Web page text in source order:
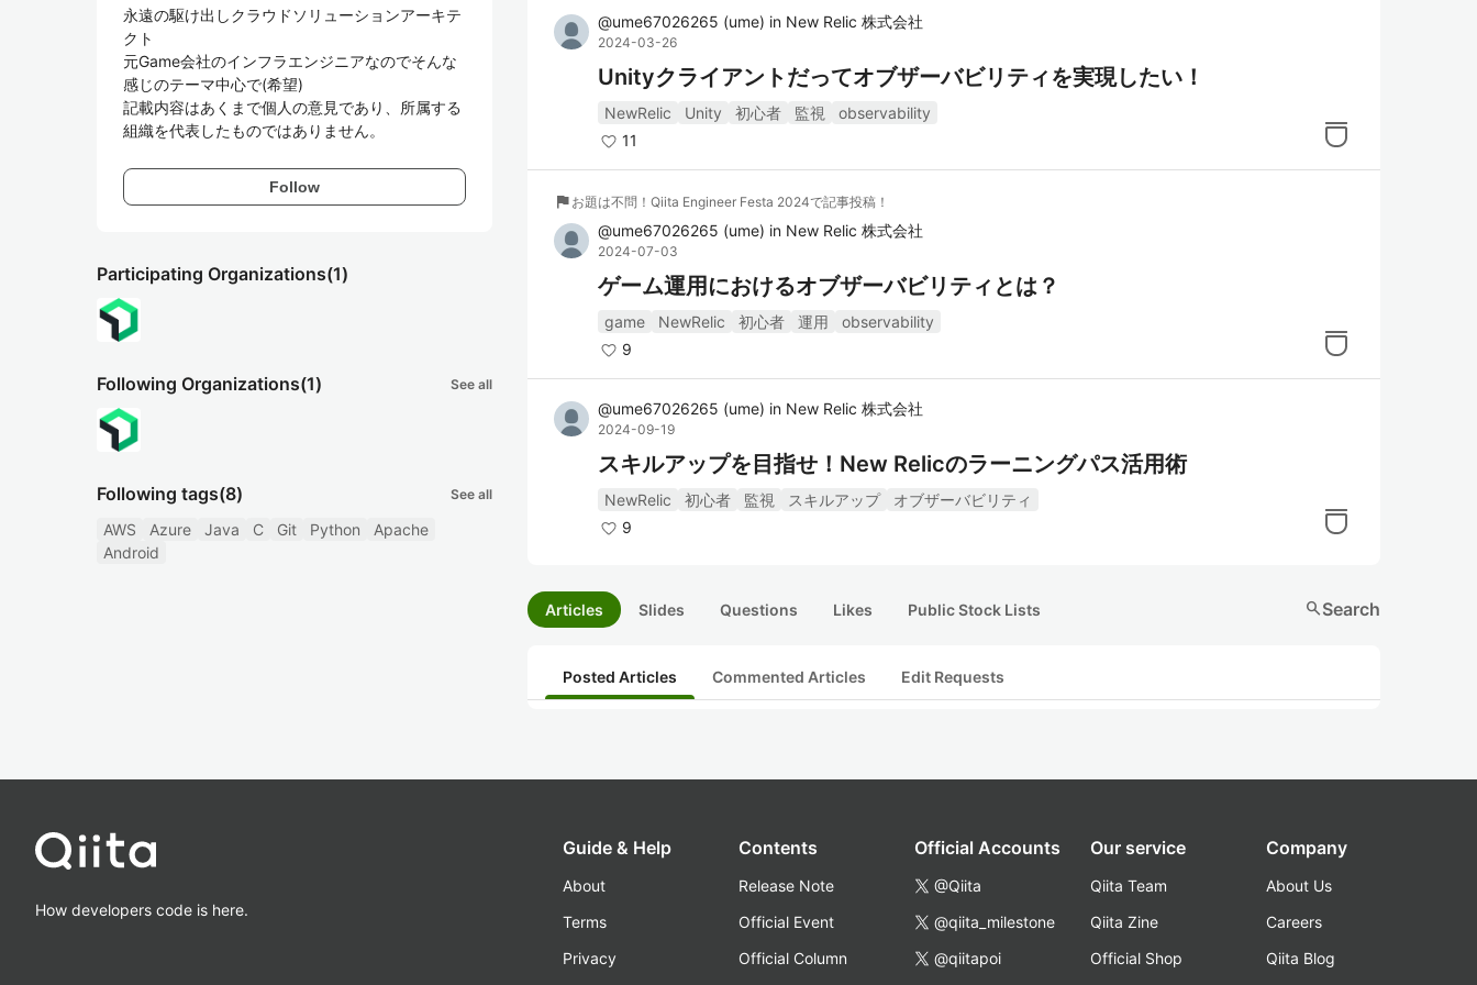
永遠の駆け出しクラウドソリューションアーキテ
クト
元Game会社のインフラエンジニアなのでそんな
感じのテーマ中心で(希望)
記載内容はあくまで個人の意見であり、所属する
組織を代表したものではありません。
Follow
Participating Organizations(1)
Following Organizations(1) See all
Following tags(8) See all
AWS Azure Java C Git Python
Apache
Android
@ume67026265 (ume) in New Relic 株式会社
2024-03-26
Unityクライアントだってオブザーバビリティを実現したい！
NewRelic Unity 初心者 監視
observability
11
flag お題は不問！Qiita Engineer Festa 2024で記事投稿！
@ume67026265 (ume) in New Relic 株式会社
2024-07-03
ゲーム運用におけるオブザーバビリティとは？
game NewRelic 初心者 運用
observability
9
@ume67026265 (ume) in New Relic 株式会社
2024-09-19
スキルアップを目指せ！New Relicのラーニングパス活用術
NewRelic 初心者 監視 スキルアップ
オブザーバビリティ
9
Articles Slides Questions Likes Public Stock Lists searchSearch
Posted Articles Commented Articles Edit Requests
How developers code is here.
Guide & Help
About
Terms
Privacy
Contents
Release Note
Official Event
Official Column
Official Accounts
@Qiita
@qiita_milestone
@qiitapoi
Our service
Qiita Team
Qiita Zine
Official Shop
Company
About Us
Careers
Qiita Blog